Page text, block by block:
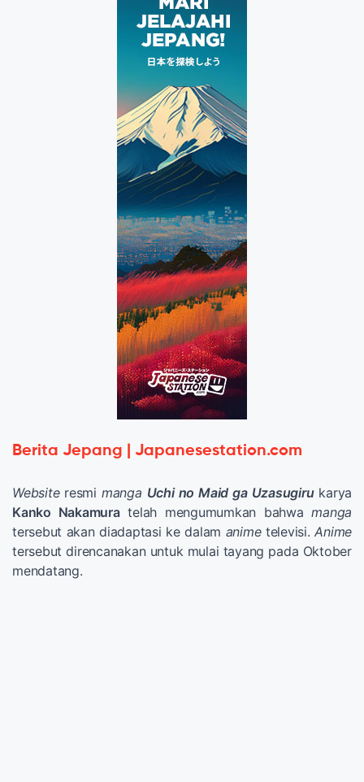
Berita Jepang | Japanesestation.com
Websiteresmi manga Uchi no Maid ga Uzasugirukarya
Kanko Nakamuratelah mengumumkan bahwamanga
tersebut akan diadaptasi ke dalam animetelevisi.Anime
tersebut direncanakan untuk mulai tayang pada Oktober
mendatang.